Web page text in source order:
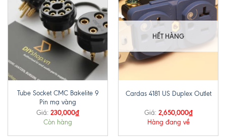
Tube Socket CMC Bakelite 9
Pin mạ vàng
Giá: 230,000₫
Còn hàng
HẾT HÀNG
Cardas 4181 US Duplex Outlet
Giá: 2,650,000₫
Hàng đang về